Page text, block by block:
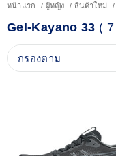
หน้าแรก ผู้หญิง สินค้าใหม่
Gel-Kayano 33 ( 7
กรองตาม